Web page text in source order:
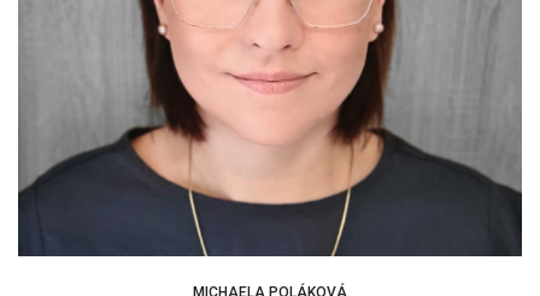
MICHAELA POLÁKOVÁ